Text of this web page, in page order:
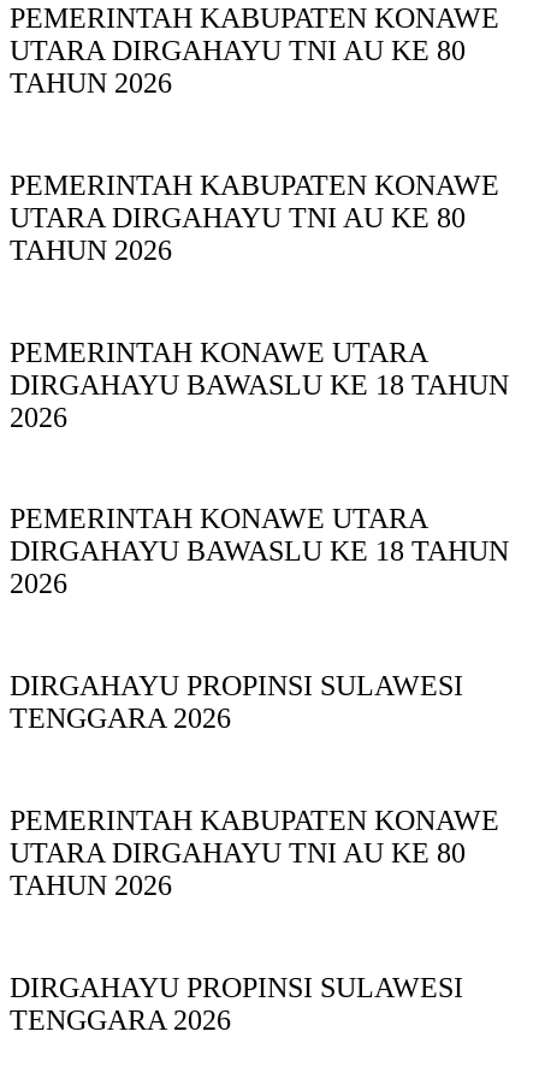
PEMERINTAH KABUPATEN KONAWE
UTARA DIRGAHAYU TNI AU KE 80
TAHUN 2026
PEMERINTAH KABUPATEN KONAWE
UTARA DIRGAHAYU TNI AU KE 80
TAHUN 2026
PEMERINTAH KONAWE UTARA
DIRGAHAYU BAWASLU KE 18 TAHUN
2026
PEMERINTAH KONAWE UTARA
DIRGAHAYU BAWASLU KE 18 TAHUN
2026
DIRGAHAYU PROPINSI SULAWESI
TENGGARA 2026
PEMERINTAH KABUPATEN KONAWE
UTARA DIRGAHAYU TNI AU KE 80
TAHUN 2026
DIRGAHAYU PROPINSI SULAWESI
TENGGARA 2026